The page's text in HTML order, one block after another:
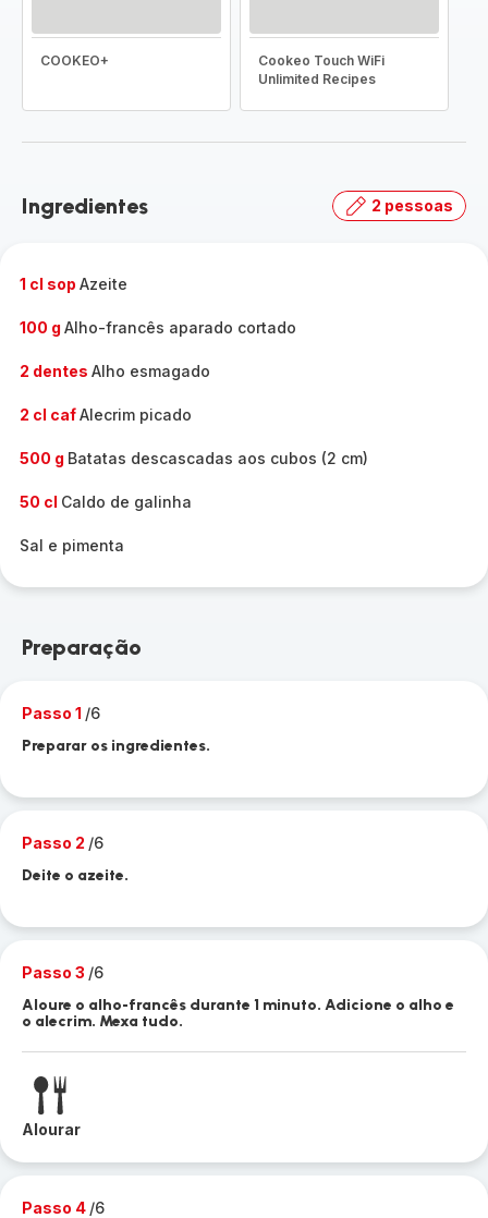
COOKEO+
Cookeo Touch WiFi
Unlimited Recipes
Ingredientes 2 pessoas
1 cl sop Azeite
100 g Alho-francês aparado cortado
2 dentes Alho esmagado
2 cl cafAlecrim picado
500 g Batatas descascadas aos cubos (2 cm)
50 cl Caldo de galinha
Sal e pimenta
Preparação
Passo 1 /6
Preparar os ingredientes.
Passo 2 /6
Deite o azeite.
Passo 3 /6
Aloure o alho-francês durante 1 minuto. Adicione o alho e
o alecrim. Mexa tudo.
Alourar
Passo 4 /6